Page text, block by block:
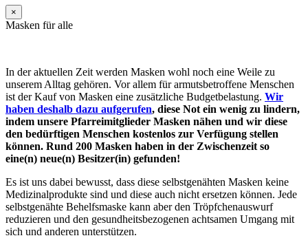
×
Masken für alle
In der aktuellen Zeit werden Masken wohl noch eine Weile zu
unserem Alltag gehören. Vor allem für armutsbetroffene Menschen
ist der Kauf von Masken eine zusätzliche Budgetbelastung. Wir
haben deshalb dazu aufgerufen, diese Not ein wenig zu lindern,
indem unsere Pfarreimitglieder Masken nähen und wir diese
den bedürftigen Menschen kostenlos zur Verfügung stellen
können. Rund 200 Masken haben in der Zwischenzeit so
eine(n) neue(n) Besitzer(in) gefunden!
Es ist uns dabei bewusst, dass diese selbstgenähten Masken keine
Medizinalprodukte sind und diese auch nicht ersetzen können. Jede
selbstgenähte Behelfsmaske kann aber den Tröpfchenauswurf
reduzieren und den gesundheitsbezogenen achtsamen Umgang mit
sich und anderen unterstützen.